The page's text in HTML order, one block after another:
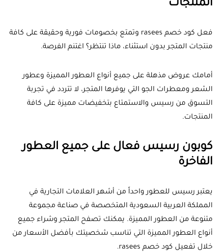
المنتجات
فعل كود خصم rasees وتمتع بخصومات فورية وحقيقة على كافة
منتجات المتجر بدون استثناء، ماذا تنتظر؟ اغتنم الفرصة.
أمامك عروض مذهلة على جميع أنواع العطور المميزة وعطور
الشعر ومعطرات الجو التي يوفرها المتجر، لا تتردد في تجربة
التسوق من رسيس والاستمتاع بتخفيضات مميزة على كافة
المنتجات.
كوبون رسيس فعال على جميع العطور
الفاخرة
يعتبر رسيس للعطور واحداً من أشهر العلامات التجارية في
المملكة العربية السعودية المتخصصة في صناعة مجموعة
متنوعة من العطور المميزة. يمكنك تصفح المتجر وشراء جميع
أنواع العطور المميزة التي تناسب شخصيتك بأفضل الأسعار من
خلال تفعيل كود خصم rasees.